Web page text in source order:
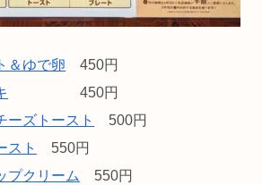
＆ゆで卵 450円
450円
ーズトースト
500円
スト
550円
プクリーム
550円